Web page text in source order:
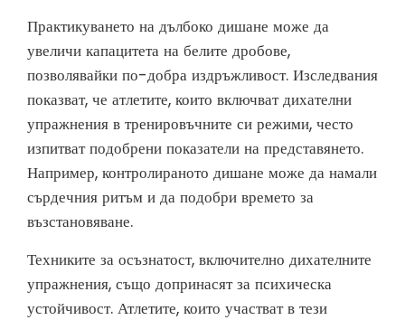
Практикуването на дълбоко дишане може да
увеличи капацитета на белите дробове,
позволявайки по-добра издръжливост. Изследвания
показват, че атлетите, които включват дихателни
упражнения в тренировъчните си режими, често
изпитват подобрени показатели на представянето.
Например, контролираното дишане може да намали
сърдечния ритъм и да подобри времето за
възстановяване.
Техниките за осъзнатост, включително дихателните
упражнения, също допринасят за психическа
устойчивост. Атлетите, които участват в тези